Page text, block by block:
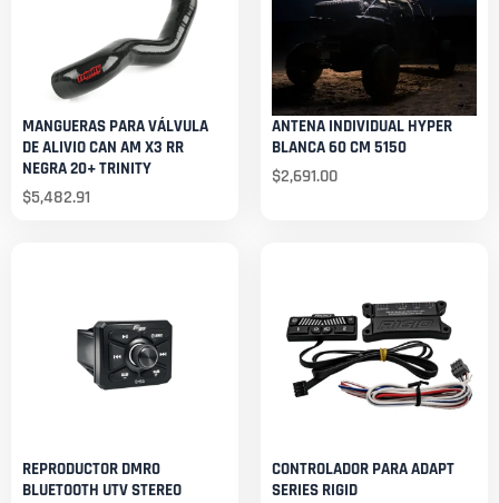
MANGUERAS PARA VÁLVULA
DE ALIVIO CAN AM X3 RR
NEGRA 20+ TRINITY
$5,482.91
ANTENA INDIVIDUAL HYPER
BLANCA 60 CM 5150
$2,691.00
REPRODUCTOR DMR0
BLUETOOTH UTV STEREO
CONTROLADOR PARA ADAPT
SERIES RIGID